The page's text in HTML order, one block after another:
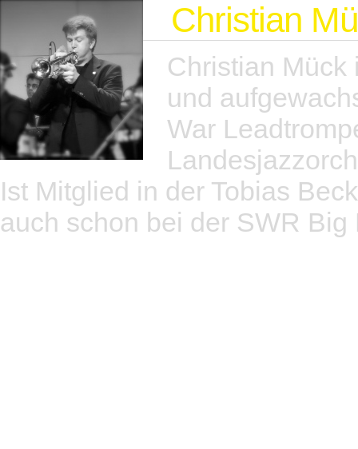
Christian
Christian Mück
und
War
Ist Mitglied in der Tobias
auch schon bei der SWR Big